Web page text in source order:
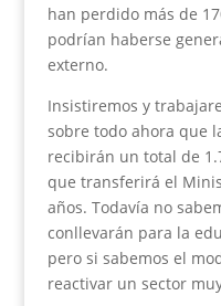
han perdido más de
podrían haberse
externo.
Insistiremos y
sobre todo ahora que
recibirán un total de
que transferirá el
años. Todavía no
conllevarán para la
pero si sabemos el
reactivar un sector